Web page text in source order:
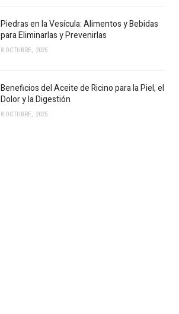
Piedras en la Vesícula: Alimentos y Bebidas
para Eliminarlas y Prevenirlas
8 OCTUBRE, 2025
Beneficios del Aceite de Ricino para la Piel, el
Dolor y la Digestión
8 OCTUBRE, 2025